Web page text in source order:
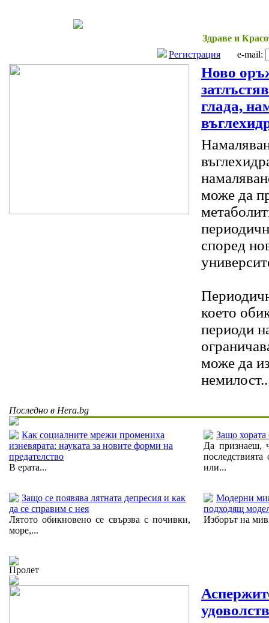
Здраве и
Регистрация
e-mail:
Ново
глада,
може да
според
което
периоди
може да
Последно в Hera.bg
Как социалните мрежи промениха
изневярата: науката за новите форми на
предателство
В ерата...
Защо хората
Да признаеш,
последствията
или...
Защо се появява лятната депресия и как
да се справим с нея
Лятото обикновено се свързва с почивки,
море,...
Модерни
подходящ
Изборът на
Пролет